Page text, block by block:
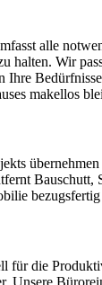
alle
halten. Wir
makellos
Bauschutt,
für die
Unsere